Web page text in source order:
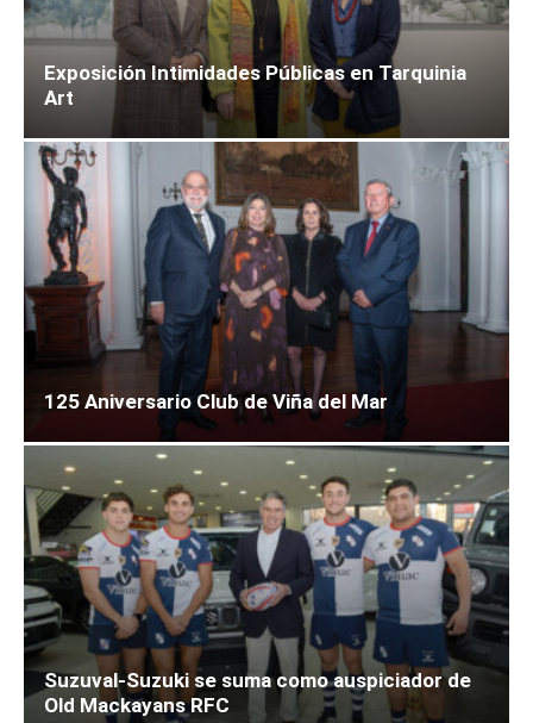
Exposición Intimidades Públicas en Tarquinia
Art
125 Aniversario Club de Viña del Mar
Suzuval-Suzuki se suma como auspiciador de
Old Mackayans RFC